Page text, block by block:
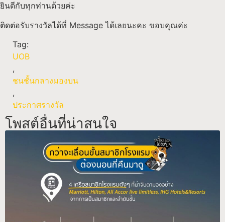
ยินดีกับทุกท่านด้วยค่ะ
ติดต่อรับรางวัลได้ที่ Message ได้เลยนะคะ ขอบคุณค่ะ
Tag:
UOB
,
ชนชั้นกลางมองบน
,
ประกาศรางวัล
โพสต์อื่นที่น่าสนใจ